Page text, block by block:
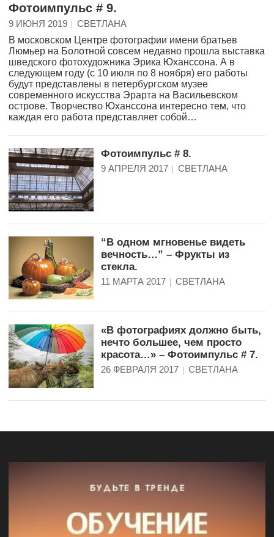
Фотоимпульс # 9.
9 ИЮНЯ 2019
СВЕТЛАНА
В московском Центре фотографии имени братьев
Люмьер на Болотной совсем недавно прошла выставка
шведского фотохудожника Эрика Юханссона. А в
следующем году (с 10 июля по 8 ноября) его работы
будут представлены в петербургском музее
современного искусства Эрарта на Васильевском
острове. Творчество Юханссона интересно тем, что
каждая его работа представляет собой…
Фотоимпульс # 8.
9 АПРЕЛЯ 2017 СВЕТЛАНА
“В одном мгновенье видеть
вечность…” – Фрукты из
стекла.
11 МАРТА 2017 СВЕТЛАНА
«В фотографиях должно быть,
нечто большее, чем просто
красота…» – Фотоимпульс # 7.
26 ФЕВРАЛЯ 2017 СВЕТЛАНА